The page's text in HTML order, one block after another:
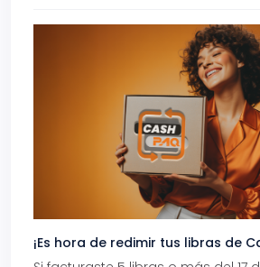
¡Es hora de redimir tus libras de